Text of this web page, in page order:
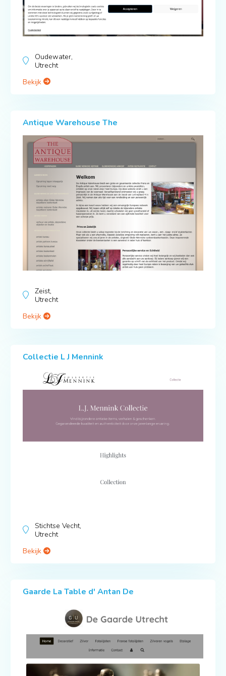
Oudewater,
Utrecht
Bekijk
Antique Warehouse The
Zeist,
Utrecht
Bekijk
Collectie L J Mennink
Stichtse Vecht,
Utrecht
Bekijk
Gaarde La Table d' Antan De